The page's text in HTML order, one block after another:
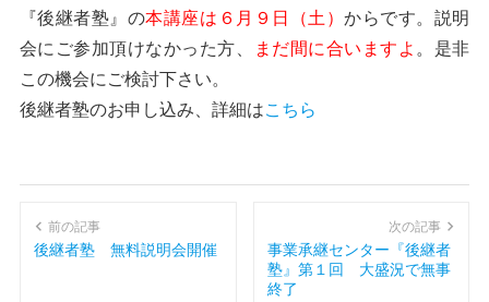
『後継者塾』の本講座は６月９日（土）からです。説明
会にご参加頂けなかった方、
まだ間に合いますよ。是非
この機会にご検討下さい。
後継者塾のお申し込み、詳細はこちら
前の記事
後継者塾 無料説明会開催
次の記事
事業承継センター『後継者
塾』第１回 大盛況で無事
終了